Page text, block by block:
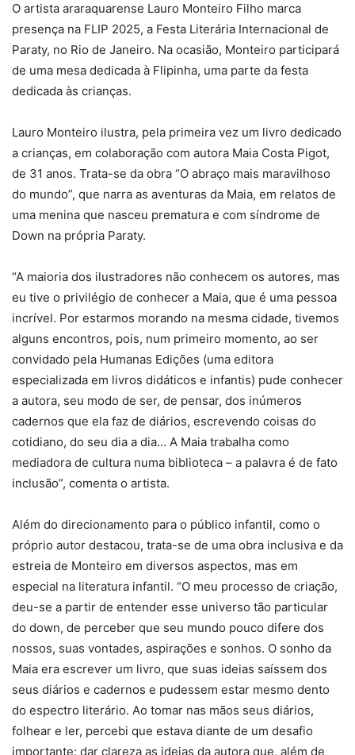
O artista araraquarense Lauro Monteiro Filho marca
presença na FLIP 2025, a Festa Literária Internacional de
Paraty, no Rio de Janeiro. Na ocasião, Monteiro participará
de uma mesa dedicada à Flipinha, uma parte da festa
dedicada às crianças.
Lauro Monteiro ilustra, pela primeira vez um livro dedicado
a crianças, em colaboração com autora Maia Costa Pigot,
de 31 anos. Trata-se da obra “O abraço mais maravilhoso
do mundo”, que narra as aventuras da Maia, em relatos de
uma menina que nasceu prematura e com síndrome de
Down na própria Paraty.
“A maioria dos ilustradores não conhecem os autores, mas
eu tive o privilégio de conhecer a Maia, que é uma pessoa
incrível. Por estarmos morando na mesma cidade, tivemos
alguns encontros, pois, num primeiro momento, ao ser
convidado pela Humanas Edições (uma editora
especializada em livros didáticos e infantis) pude conhecer
a autora, seu modo de ser, de pensar, dos inúmeros
cadernos que ela faz de diários, escrevendo coisas do
cotidiano, do seu dia a dia… A Maia trabalha como
mediadora de cultura numa biblioteca – a palavra é de fato
inclusão”, comenta o artista.
Além do direcionamento para o público infantil, como o
próprio autor destacou, trata-se de uma obra inclusiva e da
estreia de Monteiro em diversos aspectos, mas em
especial na literatura infantil. “O meu processo de criação,
deu-se a partir de entender esse universo tão particular
do down, de perceber que seu mundo pouco difere dos
nossos, suas vontades, aspirações e sonhos. O sonho da
Maia era escrever um livro, que suas ideias saíssem dos
seus diários e cadernos e pudessem estar mesmo dento
do espectro literário. Ao tomar nas mãos seus diários,
folhear e ler, percebi que estava diante de um desafio
importante: dar clareza as ideias da autora que, além de